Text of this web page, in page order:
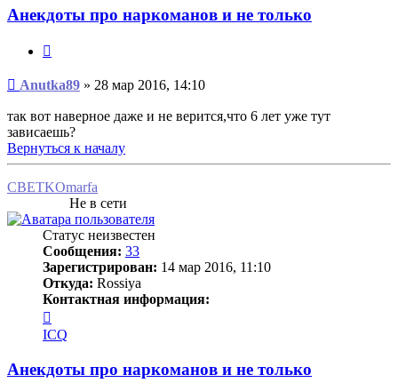
Анекдоты про наркоманов и не только
Сообщение
Anutka89 » 28 мар 2016, 14:10
так вот наверное даже и не верится,что 6 лет уже тут
зависаешь?
Вернуться к началу
CBETKOmarfa
Не в сети
Статус неизвестен
Сообщения: 33
Зарегистрирован: 14 мар 2016, 11:10
Откуда: Rossiya
Контактная информация:
информация
пользователя
ICQ
Анекдоты про наркоманов и не только